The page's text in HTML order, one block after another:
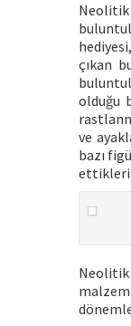
Neolitik
çıkan
olduğu
ve
bazı
ettikleri
Neolitik